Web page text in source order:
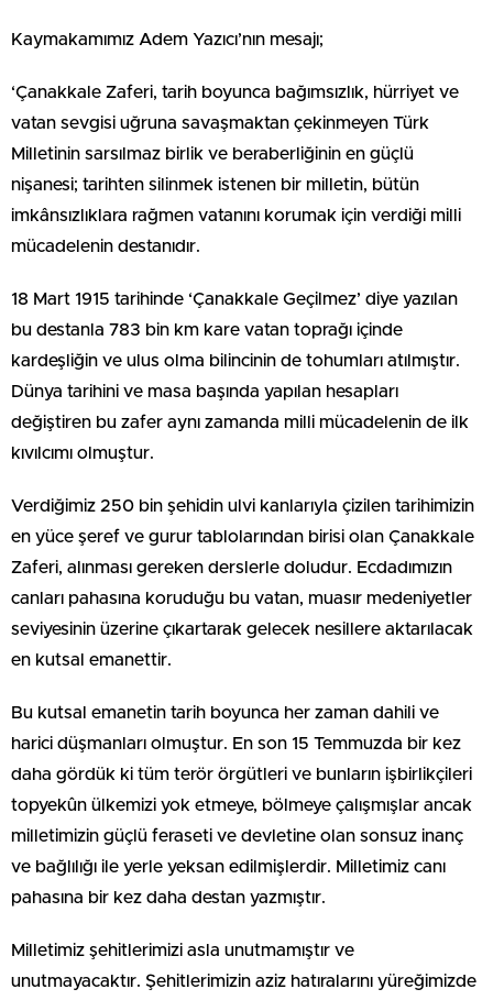
Kaymakamımız Adem Yazıcı’nın mesajı;
‘Çanakkale Zaferi, tarih boyunca bağımsızlık, hürriyet ve
vatan sevgisi uğruna savaşmaktan çekinmeyen Türk
Milletinin sarsılmaz birlik ve beraberliğinin en güçlü
nişanesi; tarihten silinmek istenen bir milletin, bütün
imkânsızlıklara rağmen vatanını korumak için verdiği milli
mücadelenin destanıdır.
18 Mart 1915 tarihinde ‘Çanakkale Geçilmez’ diye yazılan
bu destanla 783 bin km kare vatan toprağı içinde
kardeşliğin ve ulus olma bilincinin de tohumları atılmıştır.
Dünya tarihini ve masa başında yapılan hesapları
değiştiren bu zafer aynı zamanda milli mücadelenin de ilk
kıvılcımı olmuştur.
Verdiğimiz 250 bin şehidin ulvi kanlarıyla çizilen tarihimizin
en yüce şeref ve gurur tablolarından birisi olan Çanakkale
Zaferi, alınması gereken derslerle doludur. Ecdadımızın
canları pahasına koruduğu bu vatan, muasır medeniyetler
seviyesinin üzerine çıkartarak gelecek nesillere aktarılacak
en kutsal emanettir.
Bu kutsal emanetin tarih boyunca her zaman dahili ve
harici düşmanları olmuştur. En son 15 Temmuzda bir kez
daha gördük ki tüm terör örgütleri ve bunların işbirlikçileri
topyekûn ülkemizi yok etmeye, bölmeye çalışmışlar ancak
milletimizin güçlü feraseti ve devletine olan sonsuz inanç
ve bağlılığı ile yerle yeksan edilmişlerdir. Milletimiz canı
pahasına bir kez daha destan yazmıştır.
Milletimiz şehitlerimizi asla unutmamıştır ve
unutmayacaktır. Şehitlerimizin aziz hatıralarını yüreğimizde